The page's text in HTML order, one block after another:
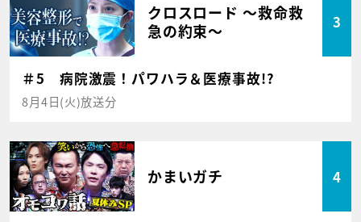
クロスロード ～救命救
急の約束～
3
＃5 病院激震！パワハラ＆医療事故!?
8月4日(火)放送分
かまいガチ 4